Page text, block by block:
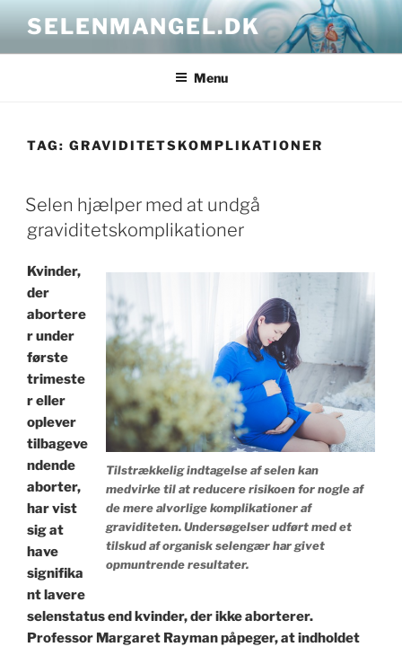
content
SELENMANGEL.DK
Menu
TAG: GRAVIDITETSKOMPLIKATIONER
POSTED
ON
Selen hjælper med at undgå
graviditetskomplikationer
Tilstrækkelig indtagelse af selen kan
medvirke til at reducere risikoen for nogle af
de mere alvorlige komplikationer af
graviditeten. Undersøgelser udført med et
tilskud af organisk selengær har givet
opmuntrende resultater.
Kvinder,
der
abortere
r under
første
trimeste
r eller
oplever
tilbageve
ndende
aborter,
har vist
sig at
have
signifika
nt lavere
selenstatus end kvinder, der ikke aborterer.
Professor Margaret Rayman påpeger, at indholdet